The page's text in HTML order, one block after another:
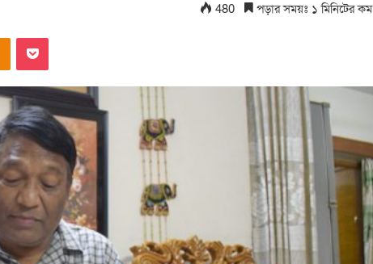
480 পড়ার সময়ঃ ১ মিনিটের কম